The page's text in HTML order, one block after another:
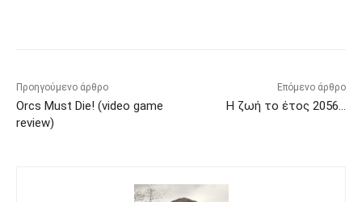
Προηγούμενο άρθρο
Orcs Must Die! (video game
review)
Επόμενο άρθρο
Η ζωή το έτος 2056…